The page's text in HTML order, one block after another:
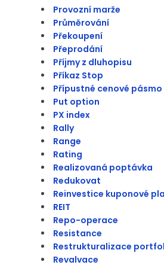
Provozní marže
Průměrování
Překoupení
Přeprodání
Příjmy z dluhopisu
Příkaz Stop
Přípustné cenové pásmo
Put option
PX index
Rally
Range
Rating
Realizovaná poptávka
Redukovat
Reinvestice kuponové
REIT
Repo-operace
Resistance
Restrukturalizace
Revalvace